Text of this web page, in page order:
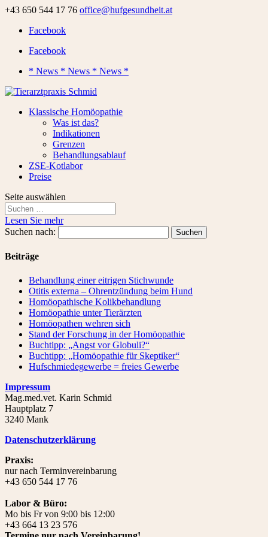
+43 650 544 17 76 office@hufgesundheit.at
Facebook
Facebook
* News * News * News *
Klassische Homöopathie
Was ist das?
Indikationen
Grenzen
Behandlungsablauf
ZSE-Kotlabor
Preise
Seite auswählen
Lesen Sie mehr
Suchen nach:
Beiträge
Behandlung einer eitrigen Stichwunde
Otitis externa – Ohrentzündung beim Hund
Homöopathische Kolikbehandlung
Homöopathie unter Tierärzten
Homöopathen wehren sich
Stand der Forschung in der Homöopathie
Buchtipp: „Angst vor Globuli?“
Buchtipp: „Homöopathie für Skeptiker“
Hufschmiedegewerbe = freies Gewerbe
Impressum
Mag.med.vet. Karin Schmid
Hauptplatz 7
3240 Mank
Datenschutzerklärung
Praxis:
nur nach Terminvereinbarung
+43 650 544 17 76
Labor & Büro:
Mo bis Fr von 9:00 bis 12:00
+43 664 13 23 576